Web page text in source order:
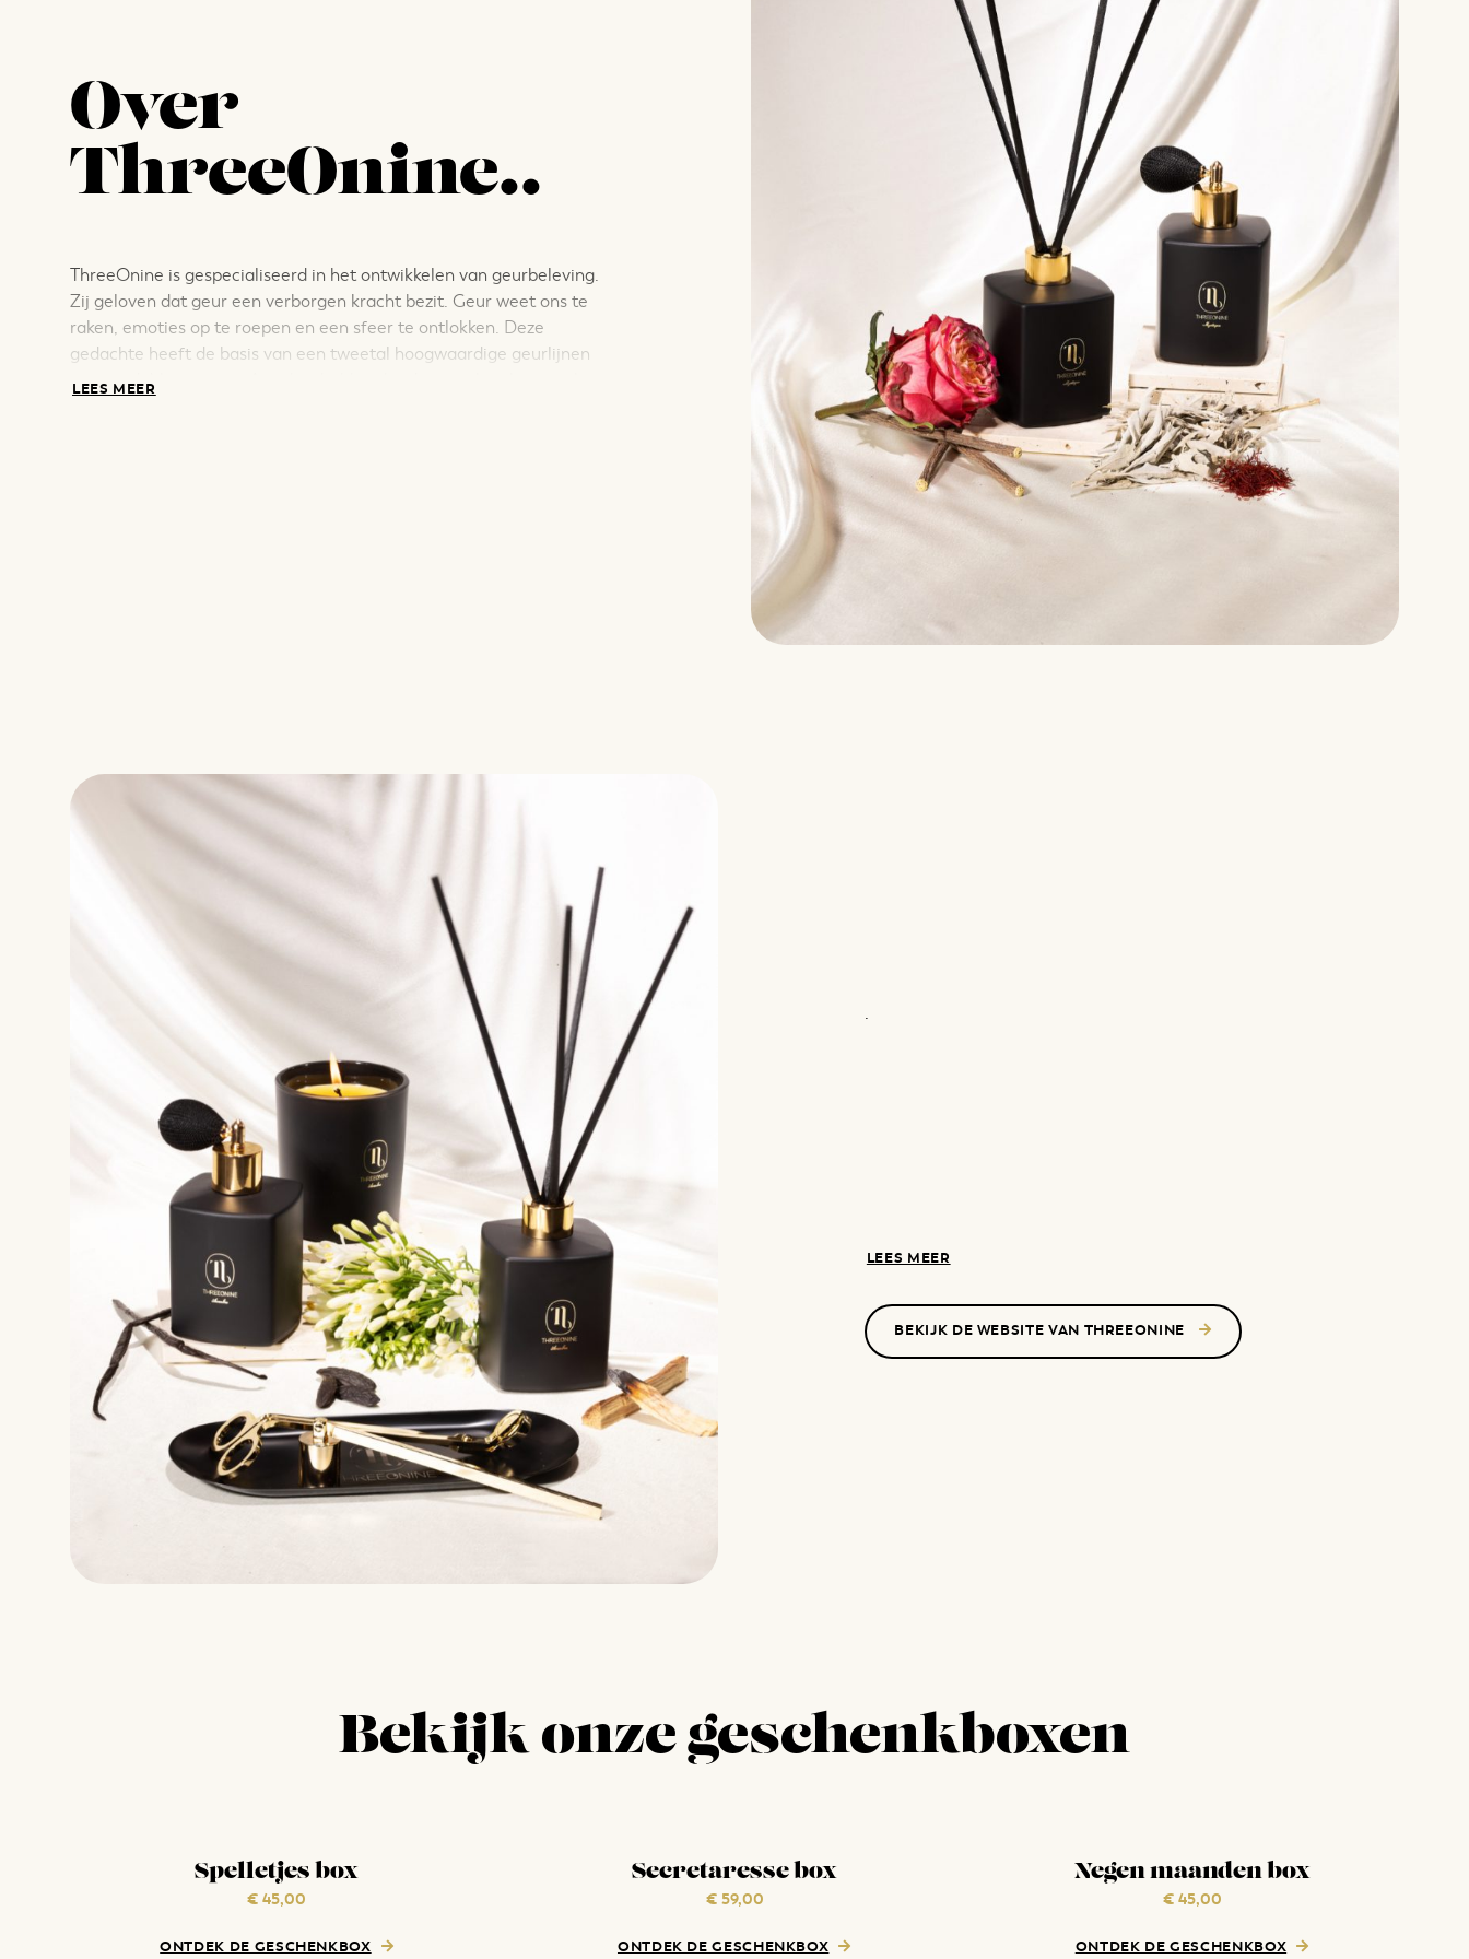
Over
ThreeOnine..
ThreeOnine is gespecialiseerd in het ontwikkelen van geurbeleving.
Zij geloven dat geur een verborgen kracht bezit. Geur weet ons te
raken, emoties op te roepen en een sfeer te ontlokken. Deze
gedachte heeft de basis van een tweetal hoogwaardige geurlijnen
gevormd. Mystique en Avenbre hebben beiden een karakteristieke
LEES MEER
.
LEES MEER
BEKIJK DE WEBSITE VAN THREEONINE
Bekijk onze geschenkboxen
Spelletjes box
€ 45,00
ONTDEK DE GESCHENKBOX
Secretaresse box
€ 59,00
ONTDEK DE GESCHENKBOX
Negen maanden box
€ 45,00
ONTDEK DE GESCHENKBOX